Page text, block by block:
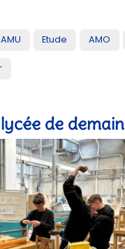
AMU Etude AMO
de demain